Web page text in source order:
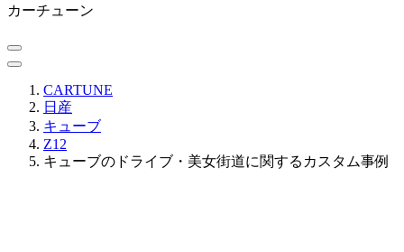
カーチューン
CARTUNE
日産
キューブ
Z12
キューブのドライブ・美女街道に関するカスタム事例